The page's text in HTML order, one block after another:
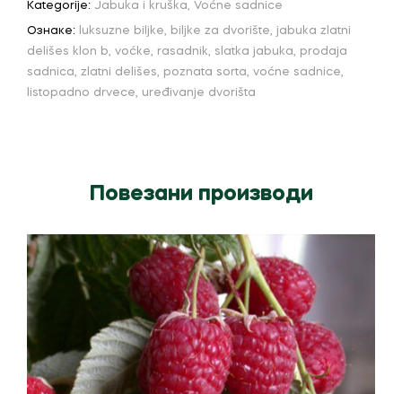
Kategorije: Jabuka i kruška, Voćne sadnice
Ознаке: luksuzne biljke, biljke za dvorište, jabuka zlatni
delišes klon b, voćke, rasadnik, slatka jabuka, prodaja
sadnica, zlatni delišes, poznata sorta, voćne sadnice,
listopadno drvece, uređivanje dvorišta
Повезани производи